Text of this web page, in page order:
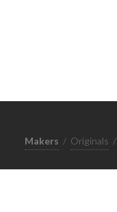
Makers / Originals /